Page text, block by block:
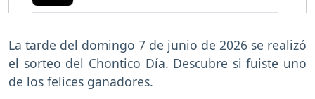
La tarde del domingo 7 de junio de 2026 se realizó
el sorteo del Chontico Día. Descubre si fuiste uno
de los felices ganadores.